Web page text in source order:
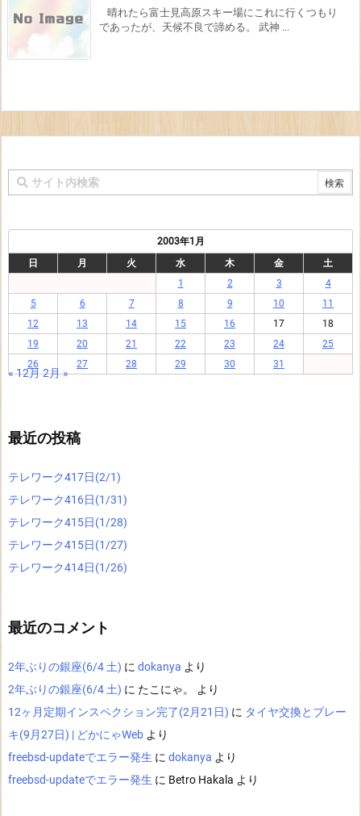
晴れたら富士見高原スキー場にこれに行くつもり
であったが、天候不良で諦める。 武神 ...
2003年1月
日
月 火 水 木 金
土
1
2 3
4
5
6 7 8 9 10
11
12
13 14 15 16 17
18
19
20 21 22 23 24
25
26
27 28 29 30 31
« 12月2月 »
最近の投稿
テレワーク417日(2/1)
テレワーク416日(1/31)
テレワーク415日(1/28)
テレワーク415日(1/27)
テレワーク414日(1/26)
最近のコメント
2年ぶりの銀座(6/4 土) に dokanya より
2年ぶりの銀座(6/4 土) に たこにゃ。
より
12ヶ月定期インスペクション完了(2月21日) に タイヤ交換とブレー
キ(9月27日) | どかにゃWeb より
freebsd-updateでエラー発生 に dokanya より
freebsd-updateでエラー発生 に Betro Hakala より